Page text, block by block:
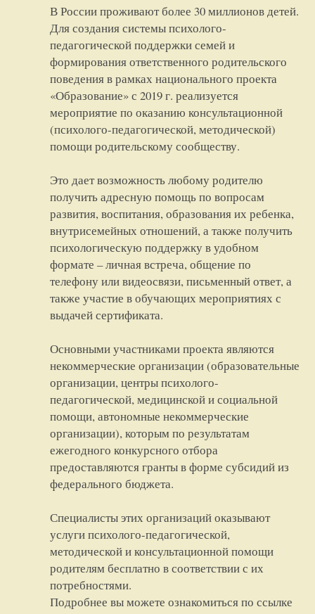
В России проживают более 30 миллионов детей.
Для создания системы психолого-
педагогической поддержки семей и
формирования ответственного родительского
поведения в рамках национального проекта
«Образование» с 2019 г. реализуется
мероприятие по оказанию консультационной
(психолого-педагогической, методической)
помощи родительскому сообществу.
Это дает возможность любому родителю
получить адресную помощь по вопросам
развития, воспитания, образования их ребенка,
внутрисемейных отношений, а также получить
психологическую поддержку в удобном
формате – личная встреча, общение по
телефону или видеосвязи, письменный ответ, а
также участие в обучающих мероприятиях с
выдачей сертификата.
Основными участниками проекта являются
некоммерческие организации (образовательные
организации, центры психолого-
педагогической, медицинской и социальной
помощи, автономные некоммерческие
организации), которым по результатам
ежегодного конкурсного отбора
предоставляются гранты в форме субсидий из
федерального бюджета.
Специалисты этих организаций оказывают
услуги психолого-педагогической,
методической и консультационной помощи
родителям бесплатно в соответствии с их
потребностями.
Подробнее вы можете ознакомиться по ссылке